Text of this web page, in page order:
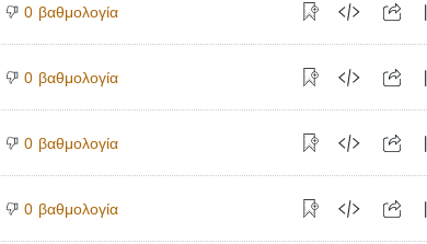
0 βαθμολογία
0 βαθμολογία
0 βαθμολογία
0 βαθμολογία